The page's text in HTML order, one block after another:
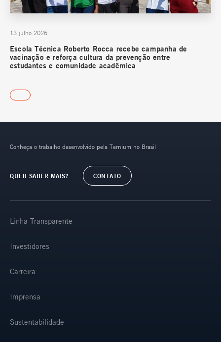
13 julho 2026
Escola Técnica Roberto Rocca recebe campanha de
vacinação e reforça cultura da prevenção entre
estudantes e comunidade acadêmica
Conheça o trabalho desenvolvido pela Ternium no Brasil
QUER SABER MAIS? CONTATO
Linha Transparente
Investidores
Carreira
Imprensa
Sustentabilidade